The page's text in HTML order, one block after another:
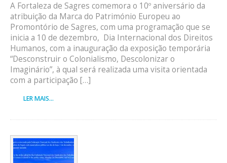
A Fortaleza de Sagres comemora o 10º aniversário da
atribuição da Marca do Património Europeu ao
Promontório de Sagres, com uma programação que se
inicia a 10 de dezembro, Dia Internacional dos Direitos
Humanos, com a inauguração da exposição temporária
“Desconstruir o Colonialismo, Descolonizar o
Imaginário”, à qual será realizada uma visita orientada
com a participação […]
LER MAIS...